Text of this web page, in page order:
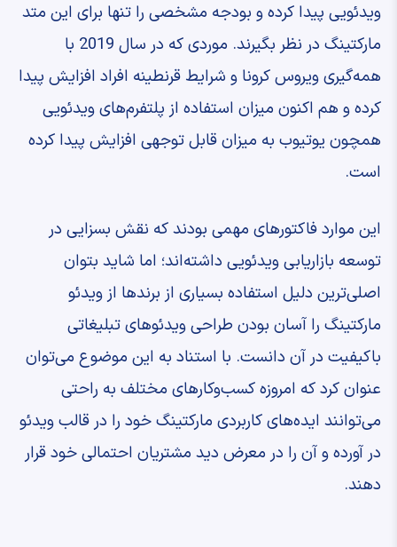
ویدئویی پیدا کرده و بودجه مشخصی را تنها برای این متد
مارکتینگ در نظر بگیرند. موردی که در سال 2019 با
همه‌گیری ویروس کرونا و شرایط قرنطینه افراد افزایش پیدا
کرده و هم اکنون میزان استفاده از پلتفرم‌های ویدئویی
همچون یوتیوب به میزان قابل توجهی افزایش پیدا کرده
است.
این موارد فاکتورهای مهمی بودند که نقش بسزایی در
توسعه بازاریابی ویدئویی داشته‌اند؛ اما شاید بتوان
اصلی‌ترین دلیل استفاده بسیاری از برندها از ویدئو
مارکتینگ را آسان بودن طراحی ویدئوهای تبلیغاتی
باکیفیت در آن دانست. با استناد به این موضوع می‌توان
عنوان کرد که امروزه کسب‌وکارهای مختلف به راحتی
می‌توانند ایده‌های کاربردی مارکتینگ خود را در قالب ویدئو
در آورده و آن را در معرض دید مشتریان احتمالی خود قرار
دهند.